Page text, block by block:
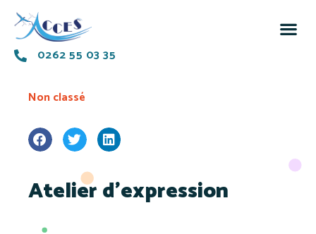
0262 55 03 35
Non classé
Atelier d’expression